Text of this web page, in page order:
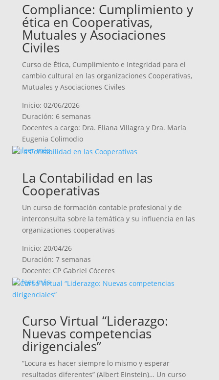
Compliance: Cumplimiento y
ética en Cooperativas,
Mutuales y Asociaciones
Civiles
Curso de Ética, Cumplimiento e Integridad para el
cambio cultural en las organizaciones Cooperativas,
Mutuales y Asociaciones Civiles
Inicio: 02/06/2026
Duración: 6 semanas
Docentes a cargo: Dra. Eliana Villagra y Dra. María
Eugenia Colimodio
leer más
La Contabilidad en las
Cooperativas
Un curso de formación contable profesional y de
interconsulta sobre la temática y su influencia en las
organizaciones cooperativas
Inicio: 20/04/26
Duración: 7 semanas
Docente: CP Gabriel Cóceres
leer más
Curso Virtual “Liderazgo:
Nuevas competencias
dirigenciales”
“Locura es hacer siempre lo mismo y esperar
resultados diferentes” (Albert Einstein)… Un curso